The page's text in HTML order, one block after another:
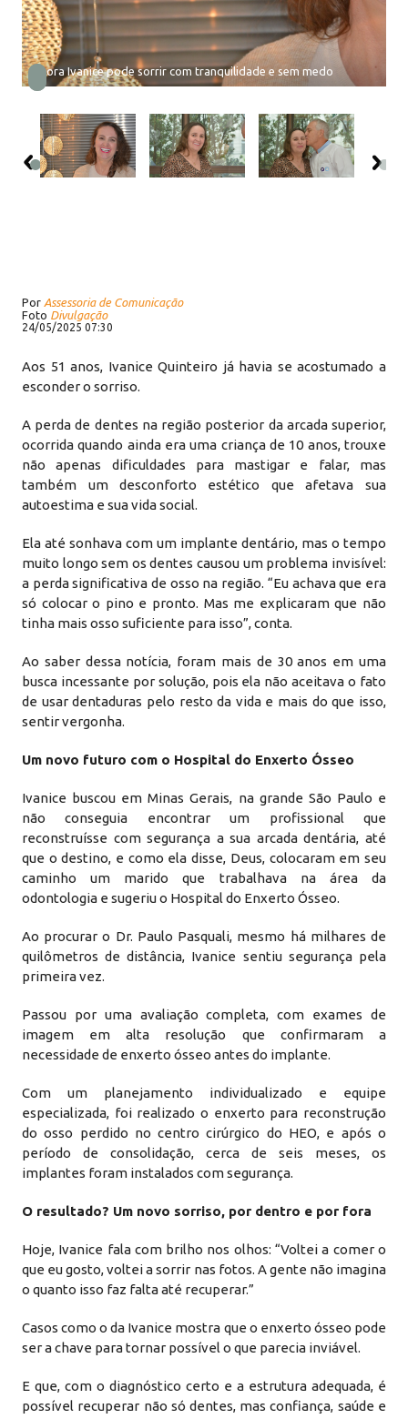
Agora Ivanice pode sorrir com tranquilidade e sem medo
Por Assessoria de Comunicação
Foto Divulgação
24/05/2025 07:30
Aos 51 anos, Ivanice Quinteiro já havia se acostumado a
esconder o sorriso.
A perda de dentes na região posterior da arcada superior,
ocorrida quando ainda era uma criança de 10 anos, trouxe
não apenas dificuldades para mastigar e falar, mas
também um desconforto estético que afetava sua
autoestima e sua vida social.
Ela até sonhava com um implante dentário, mas o tempo
muito longo sem os dentes causou um problema invisível:
a perda significativa de osso na região. “Eu achava que era
só colocar o pino e pronto. Mas me explicaram que não
tinha mais osso suficiente para isso”, conta.
Ao saber dessa notícia, foram mais de 30 anos em uma
busca incessante por solução, pois ela não aceitava o fato
de usar dentaduras pelo resto da vida e mais do que isso,
sentir vergonha.
Um novo futuro com o Hospital do Enxerto Ósseo
Ivanice buscou em Minas Gerais, na grande São Paulo e
não conseguia encontrar um profissional que
reconstruísse com segurança a sua arcada dentária, até
que o destino, e como ela disse, Deus, colocaram em seu
caminho um marido que trabalhava na área da
odontologia e sugeriu o Hospital do Enxerto Ósseo.
Ao procurar o Dr. Paulo Pasquali, mesmo há milhares de
quilômetros de distância, Ivanice sentiu segurança pela
primeira vez.
Passou por uma avaliação completa, com exames de
imagem em alta resolução que confirmaram a
necessidade de enxerto ósseo antes do implante.
Com um planejamento individualizado e equipe
especializada, foi realizado o enxerto para reconstrução
do osso perdido no centro cirúrgico do HEO, e após o
período de consolidação, cerca de seis meses, os
implantes foram instalados com segurança.
O resultado? Um novo sorriso, por dentro e por fora
Hoje, Ivanice fala com brilho nos olhos: “Voltei a comer o
que eu gosto, voltei a sorrir nas fotos. A gente não imagina
o quanto isso faz falta até recuperar.”
Casos como o da Ivanice mostra que o enxerto ósseo pode
ser a chave para tornar possível o que parecia inviável.
E que, com o diagnóstico certo e a estrutura adequada, é
possível recuperar não só dentes, mas confiança, saúde e